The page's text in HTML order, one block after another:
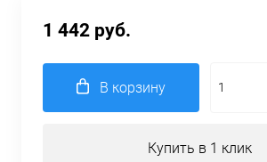
1 442 руб.
В корзину
Купить в 1 клик